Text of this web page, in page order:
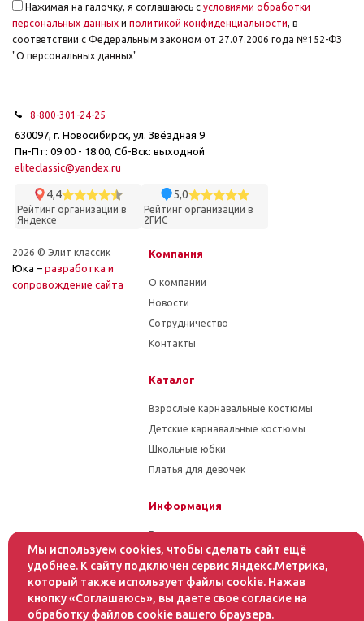
Нажимая на галочку, я соглашаюсь с условиями обработки
персональных данных и политикой конфиденциальности, в
соответствии с Федеральным законом от 27.07.2006 года №152-ФЗ
"О персональных данных"
8-800-301-24-25
630097, г. Новосибирск, ул. Звёздная 9
Пн-Пт: 09:00 - 18:00, Сб-Вск: выходной
eliteclassic@yandex.ru
4,4
Рейтинг организации в
Яндексе
5,0
Рейтинг организации в
2ГИС
2026 © Элит классик
Юка – разработка и
cопровождение сайта
Компания
О компании
Новости
Сотрудничество
Контакты
Каталог
Взрослые карнавальные костюмы
Детские карнавальные костюмы
Школьные юбки
Платья для девочек
Информация
Гарантия на товар
Условия оплаты
Условия доставки
Помощь
Мы используем cookies, чтобы сделать сайт ещё
удобнее. К сайту подключен сервис Яндекс.Метрика,
который также использует файлы cookie. Нажав
кнопку «Соглашаюсь», вы даете свое согласие на
обработку файлов cookie вашего браузера.